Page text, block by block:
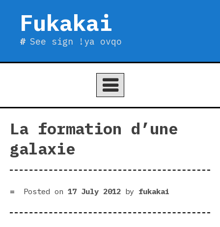
contentFukakai
See sign !ya ovqo
La formation d’une
galaxie
Posted on 17 July 2012 by fukakai